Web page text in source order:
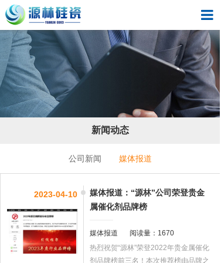
首
走
源
新闻动态
公司新闻 媒体报道
2023-04-10
媒体报道：“源林”公司荣登贵金
属催化剂品牌榜
媒体报道
阅读量：1670
热烈祝贺“源林”荣登2022年贵金属催化
剂品牌榜前三名！本次推荐榜由品牌之